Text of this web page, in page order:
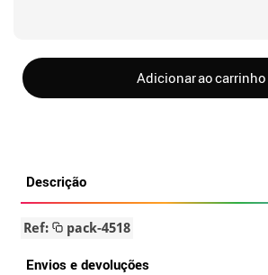
Adicionar ao carrinho
Descrição
Ref: pack-4518
Envios e devoluções